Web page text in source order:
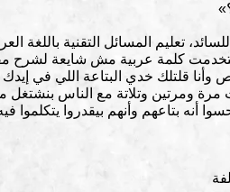
تعليم المسائل التقنية باللغة
كلمة عربية مش شايعة لشرح
قلتلك خدي البتاعة اللي في
مرة ومرتين وتلاتة مع الناس
أنه بتاعهم وأنهم بيقدروا